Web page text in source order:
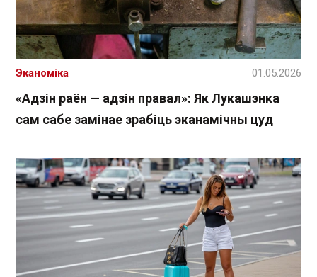
«Адзін раён — адзін правал»: Як Лукашэнка
сам сабе замінае зрабіць эканамічны цуд
Эканоміка 01.05.2026